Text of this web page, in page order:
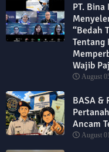
PT.
“Bedah
Tentang
Wajib
August
BASA &
Ancam
August